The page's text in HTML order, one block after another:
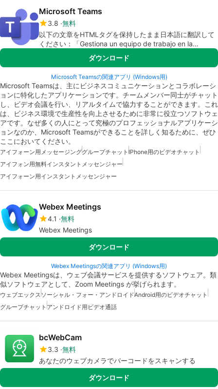
Microsoft Teams
3.8 無料
以下の文章をHTMLタグを保持したまま日本語に翻訳して
ください：「Gestiona un equipo de trabajo en la
ダウンロード
Microsoft Teamsの関連アプリ (Windows用)
Microsoft Teamsは、主にビジネスコミュニケーションとコラボレーシ
ョンに特化したアプリケーションです。チームメンバー同士がチャット
し、ビデオ会議を行い、リアルタイムで協力することができます。これ
は、ビジネス環境で生産性を向上させるために非常に役立つソフトウェ
アです。なぜ多くの人にとって究極のプロフェッショナルアプリケーシ
ョンなのか、Microsoft Teamsができることを詳しく知るために、ぜひ
ここにおいてください。
アイフォーン用メッセージンググループチャット IPhone用のビデオチャット
アイフォン用無料インスタントメッセンジャー
アイフォーン用インスタントメッセンジャー
Webex Meetings
4.1 無料
Webex Meetings
ダウンロード
Webex Meetingsの関連アプリ (Windows用)
Webex Meetingsは、ウェブ会議サービスを提供するソフトウェア。類
似ソフトウェアとして、Zoom Meetings が挙げられます。
ウェブエックスソーシャル・フォー・アンドロイドAndroid用のビデオチャット
グループチャット アンドロイド用ビデオ通話
bcWebCam
3.3 無料
あなたのウェブカメラでバーコードをスキャンする
ダウンロード